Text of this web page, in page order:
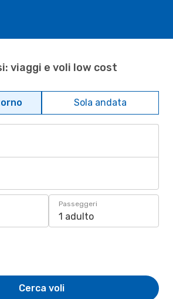
viaggi e voli low cost
Sola andata
Passeggeri
1 adulto
Cerca voli